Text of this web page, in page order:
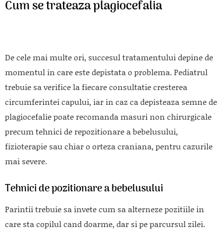
Cum se trateaza plagiocefalia
De cele mai multe ori, succesul tratamentului depine de
momentul in care este depistata o problema. Pediatrul
trebuie sa verifice la fiecare consultatie cresterea
circumferintei capului, iar in caz ca depisteaza semne de
plagiocefalie poate recomanda masuri non chirurgicale
precum tehnici de repozitionare a bebelusului,
fizioterapie sau chiar o orteza craniana, pentru cazurile
mai severe.
Tehnici de pozitionare a bebelusului
Parintii trebuie sa invete cum sa alterneze pozitiile in
care sta copilul cand doarme, dar si pe parcursul zilei.